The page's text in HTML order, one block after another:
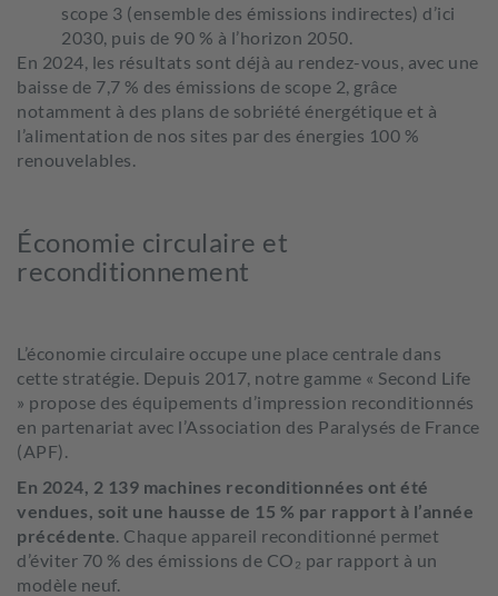
scope 3 (ensemble des émissions indirectes) d’ici
2030, puis de 90 % à l’horizon 2050.
En 2024, les résultats sont déjà au rendez-vous, avec une
baisse de 7,7 % des émissions de scope 2, grâce
notamment à des plans de sobriété énergétique et à
l’alimentation de nos sites par des énergies 100 %
renouvelables.
Économie circulaire et
reconditionnement
L’économie circulaire occupe une place centrale dans
cette stratégie. Depuis 2017, notre gamme « Second Life
» propose des équipements d’impression reconditionnés
en partenariat avec l’Association des Paralysés de France
(APF).
En 2024, 2 139 machines reconditionnées ont été
vendues, soit une hausse de 15 % par rapport à l’année
précédente. Chaque appareil reconditionné permet
d’éviter 70 % des émissions de CO₂ par rapport à un
modèle neuf.